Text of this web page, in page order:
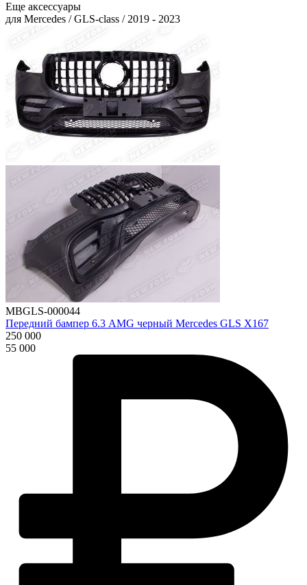
Еще аксессуары
для Mercedes / GLS-class / 2019 - 2023
MBGLS-000044
Передний бампер 6.3 AMG черный Mercedes GLS X167
250 000
55 000